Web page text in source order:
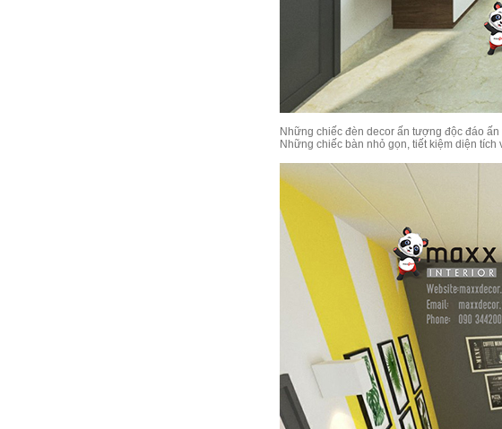
Những chiếc đèn decor ấn tượng độc đáo
Những chiếc bàn nhỏ gọn, tiết kiệm diện